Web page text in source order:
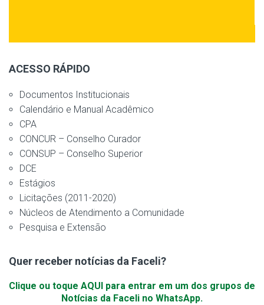
ACESSO RÁPIDO
Documentos Institucionais
Calendário e Manual Acadêmico
CPA
CONCUR – Conselho Curador
CONSUP – Conselho Superior
DCE
Estágios
Licitações (2011-2020)
Núcleos de Atendimento a Comunidade
Pesquisa e Extensão
Quer receber notícias da Faceli?
Clique ou toque AQUI para entrar em um dos grupos de
Notícias da Faceli no WhatsApp.